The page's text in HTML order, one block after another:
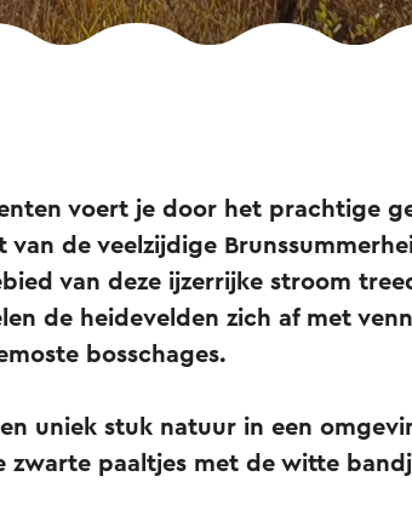
voert je door het prachtige
van de veelzijdige
van deze ijzerrijke stroom
de heidevelden zich af met
bosschages.
uniek stuk natuur in een
zwarte paaltjes met de witte